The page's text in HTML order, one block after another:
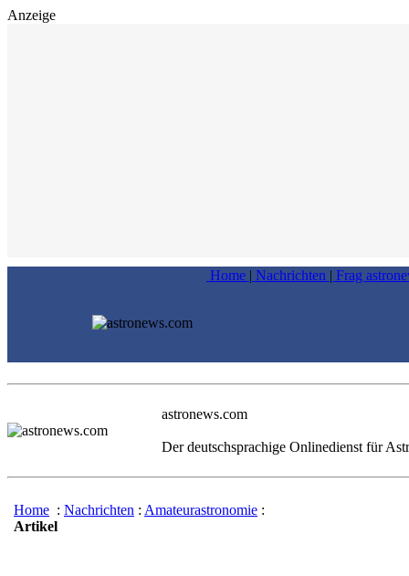
Anzeige
Home | Nachrichten | Frag
astronews.com
Der deutschsprachige Onlinedienst für
Home : Nachrichten : Amateurastronomie :
Artikel